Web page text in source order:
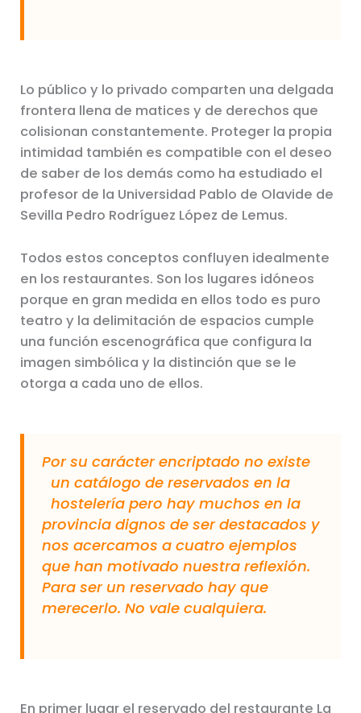
Lo público y lo privado comparten una delgada
frontera llena de matices y de derechos que
colisionan constantemente. Proteger la propia
intimidad también es compatible con el deseo
de saber de los demás como ha estudiado el
profesor de la Universidad Pablo de Olavide de
Sevilla Pedro Rodríguez López de Lemus.
Todos estos conceptos confluyen idealmente
en los restaurantes. Son los lugares idóneos
porque en gran medida en ellos todo es puro
teatro y la delimitación de espacios cumple
una función escenográfica que configura la
imagen simbólica y la distinción que se le
otorga a cada uno de ellos.
Por su carácter encriptado no existe
un catálogo de reservados en la
hostelería pero hay muchos en la
provincia dignos de ser destacados y
nos acercamos a cuatro ejemplos
que han motivado nuestra reflexión.
Para ser un reservado hay que
merecerlo. No vale cualquiera.
En primer lugar el reservado del restaurante La